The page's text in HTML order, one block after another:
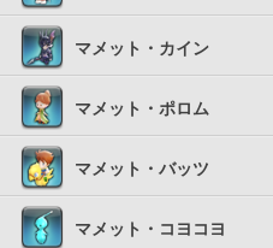
マメット・カイン
マメット・ポロム
マメット・バッツ
マメット・コヨコヨ